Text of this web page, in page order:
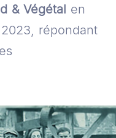
& Végétal en
répondant